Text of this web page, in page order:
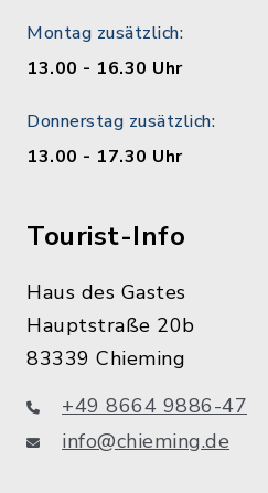
Montag zusätzlich:
13.00 - 16.30 Uhr
Donnerstag zusätzlich:
13.00 - 17.30 Uhr
Tourist-Info
Haus des Gastes
Hauptstraße 20b
83339 Chieming
+49 8664 9886-47
info@chieming.de